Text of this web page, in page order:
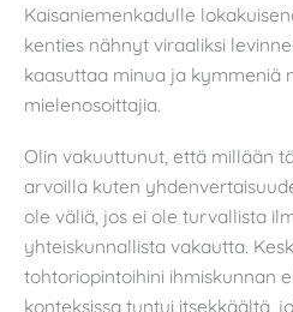
Kaisaniemenkadulle
kenties nähnyt viraaliksi
kaasuttaa minua ja kymmeniä
mielenosoittajia.
Olin vakuuttunut, että millään
arvoilla kuten
ole väliä, jos ei ole turvallista
yhteiskunnallista vakautta.
tohtoriopintoihini ihmiskunnan
konteksissa tuntui itsekkäältä,